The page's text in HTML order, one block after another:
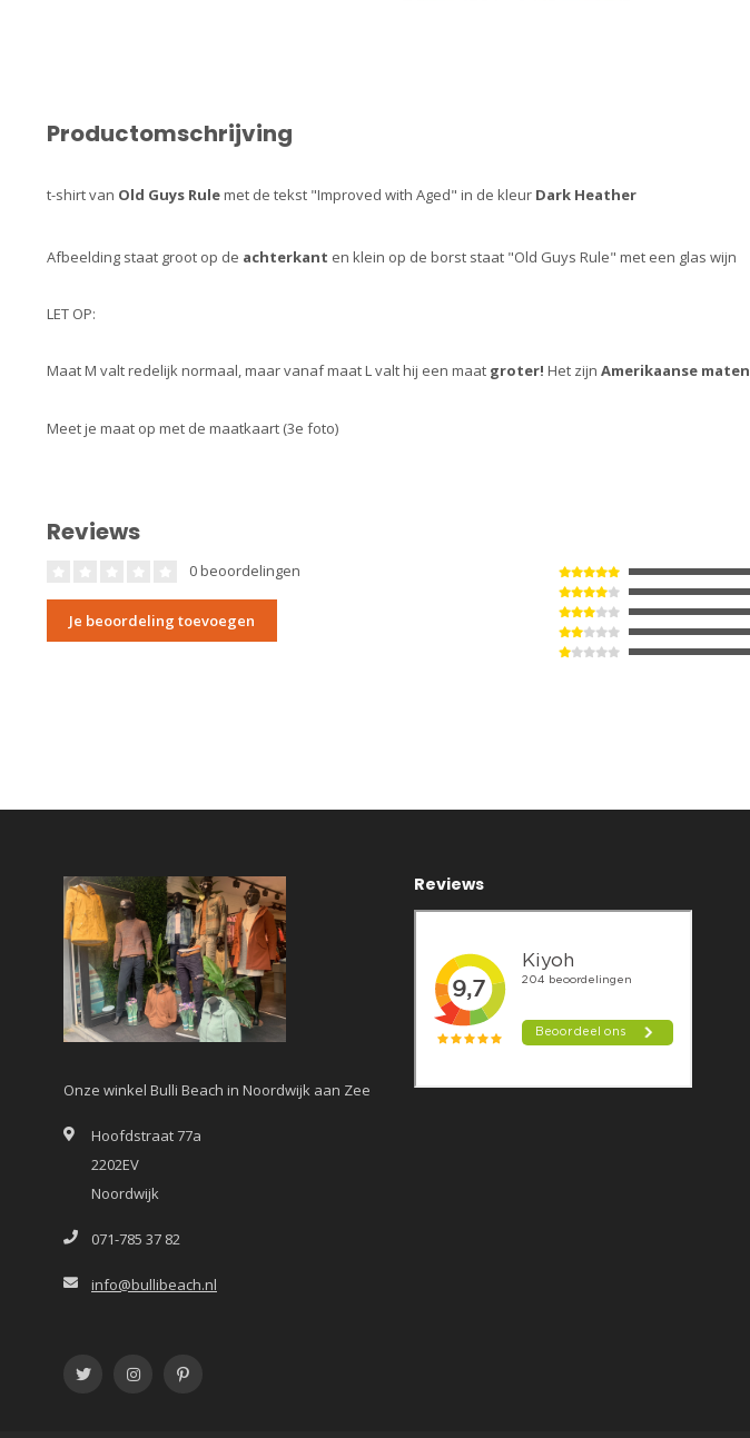
Productomschrijving
t-shirt van Old Guys Rulemet de tekst "Improved with Aged" in de kleur Dark Heather
Afbeelding staat groot op de achterkant en klein op de borst staat "Old Guys Rule" met een glas wijn
LET OP:
Maat M valt redelijk normaal, maar vanaf maat L valt hij een maat groter! Het zijn Amerikaanse maten
Meet je maat op met de maatkaart (3e foto)
Reviews
0 beoordelingen
Je beoordeling toevoegen
Onze winkel Bulli Beach in Noordwijk aan Zee
Hoofdstraat 77a
2202EV
Noordwijk
071-785 37 82
info@bullibeach.nl
Reviews